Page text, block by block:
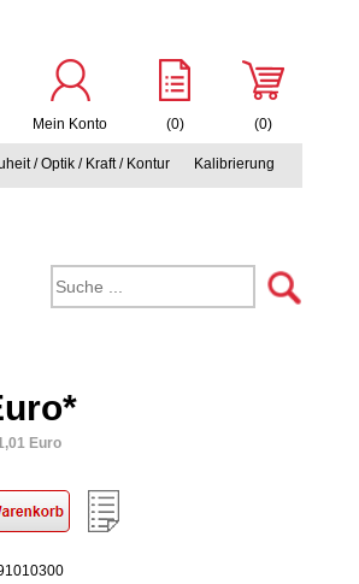
Mein Konto (0) (0)
/ Optik / Kraft / Kontur Kalibrierung
Euro